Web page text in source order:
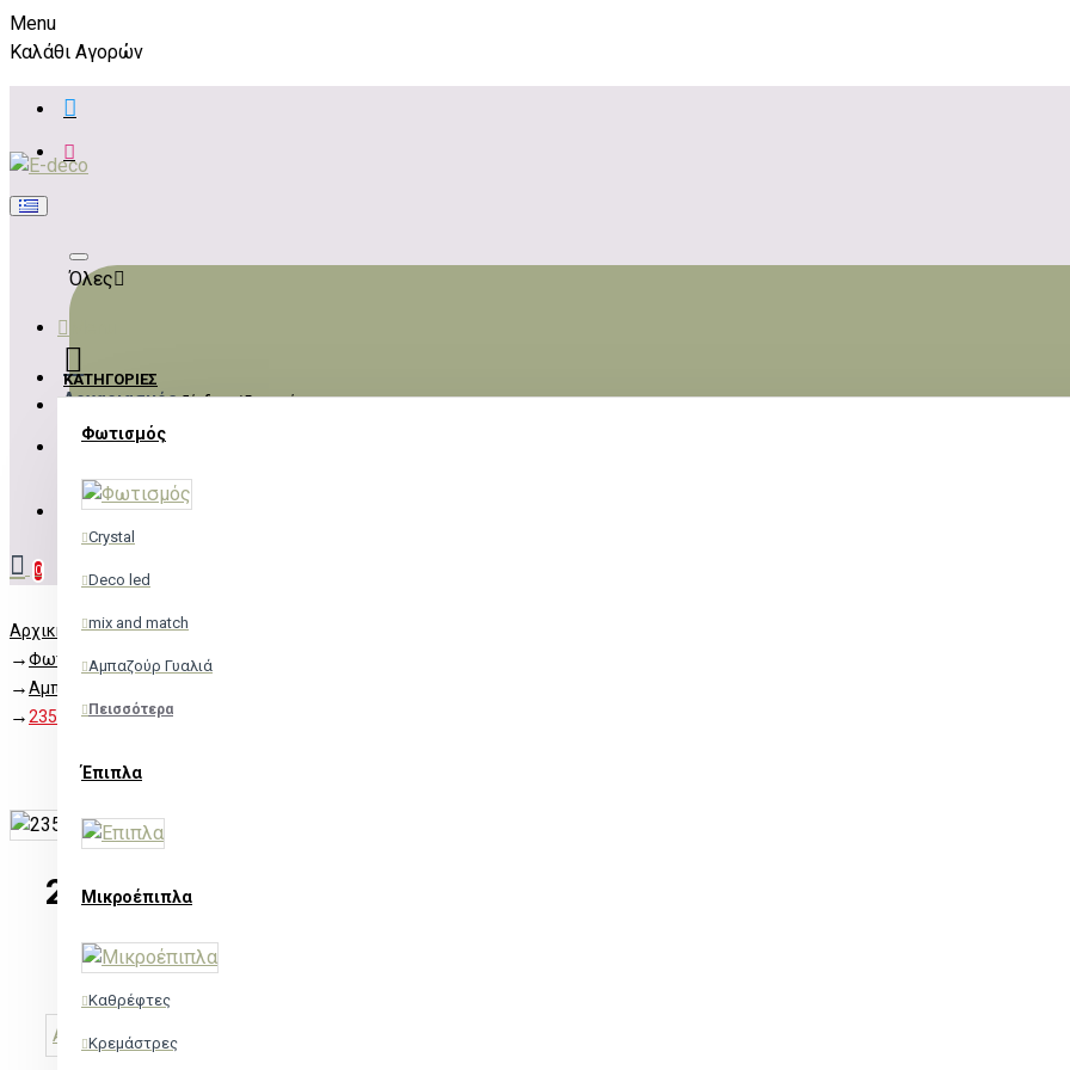
Menu
Καλάθι Αγορών
Όλες
ΛογαριασμόςΣύνδεση / Εγγραφή
ΚΑΤΗΓΟΡΊΕΣ
Φωτισμός
Crystal
Deco led
mix and match
Αμπαζούρ Γυαλιά
Πεισσότερα
Έπιπλα
Μικροέπιπλα
Καθρέφτες
Κρεμάστρες
ΣΎΝΔΕΣΗ
ΕΓΓΡΑΦΉ
0
Αρχική
Φωτισμός
Αμπαζούρ Γυαλιά
2359825WG
2359825WG
Διαθέσιμο
2359825WG
ACA